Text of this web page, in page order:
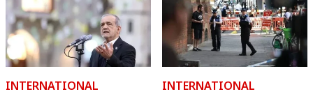
INTERNATIONAL
INTERNATIONAL